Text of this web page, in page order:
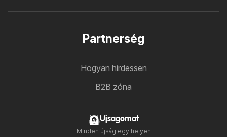
Partnerség
Hogyan hirdessen
B2B zóna
Ujsagomat
Minden újság egy helyen